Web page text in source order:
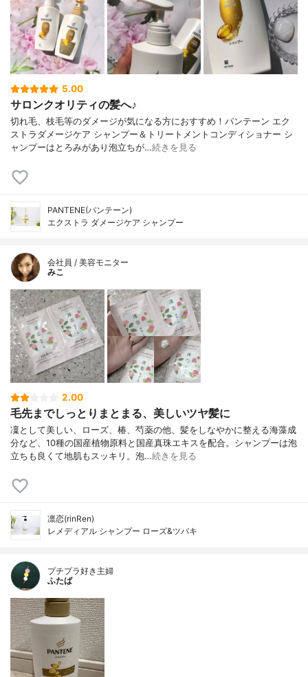
5.00
サロンクオリティの髪へ♪
切れ毛、枝毛等のダメージが気になる方におすすめ！パンテーン エク
ストラダメージケア シャンプー＆トリートメントコンディショナー シ
ャンプーはとろみがあり泡立ちが…続きを見る
PANTENE(パンテーン)
エクストラ ダメージケア シャンプー
会社員 / 美容モニター
みこ
2.00
毛先までしっとりまとまる、美しいツヤ髪に
凜として美しい、ローズ、椿、芍薬の他、髪をしなやかに整える海藻成
分など、10種の国産植物原料と国産真珠エキスを配合。シャンプーは泡
立ちも良くて地肌もスッキリ。泡…続きを見る
凛恋(rinRen)
レメディアル シャンプー ローズ&ツバキ
プチプラ好き主婦
ふたば